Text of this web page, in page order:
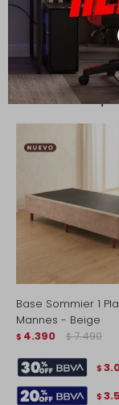
Productos
Base Sommier 1
Mannes - Beige
$ 4.390 $ 7.490
$
$